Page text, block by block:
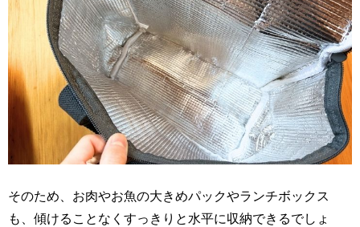
そのため、お肉やお魚の大きめパックやランチボックス
も、傾けることなくすっきりと水平に収納できるでしょ